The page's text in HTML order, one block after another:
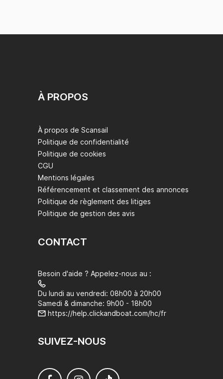
À PROPOS
À propos de Scansail
Politique de confidentialité
Politique de cookies
CGU
Mentions légales
Référencement et classement des annonces
Politique de règlement des litiges
Politique de gestion des avis
CONTACT
Besoin d'aide ? Appelez-nous au :
Du lundi au vendredi: 08h00 à 20h00
Samedi & dimanche: 9h00 - 18h00
https://help.clickandboat.com/hc/fr
SUIVEZ-NOUS